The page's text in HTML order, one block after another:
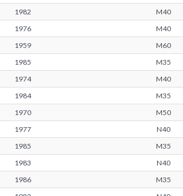
1982 M40
1976 M40
1959 M60
1985 M35
1974 M40
1984 M35
1970 M50
1977 N40
1985 M35
1983 N40
1986 M35